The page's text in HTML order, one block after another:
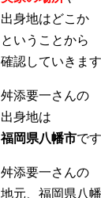
出身地はどこか
ということから
確認していきます
舛添要一さんの
出身地は
福岡県八幡市です
舛添要一さんの
地元、福岡県八